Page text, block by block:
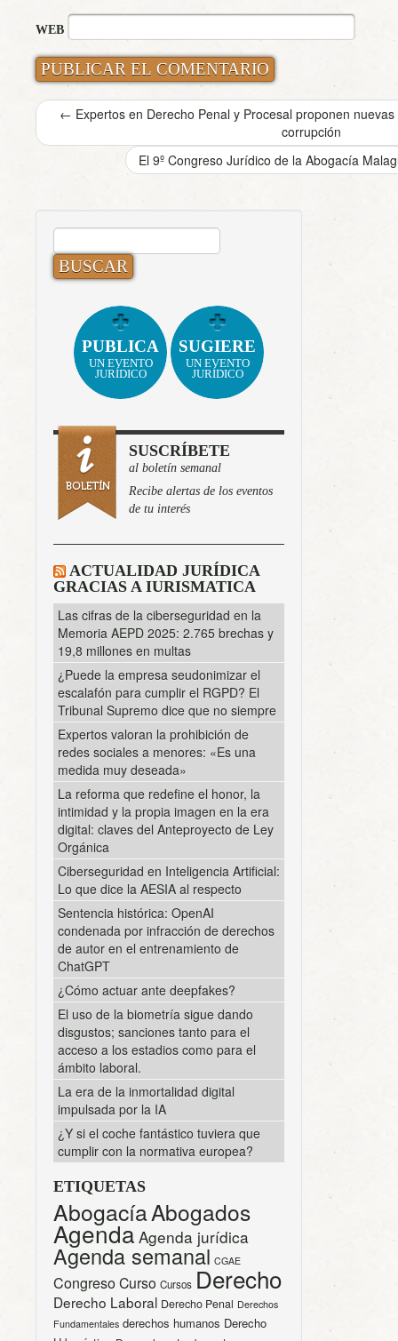
WEB
← Expertos en Derecho Penal y Procesal proponen
corrupción
El 9º Congreso Jurídico de la Abogacía
BUSCAR:
PUBLICA
UN EVENTO
JURÍDICO
SUGIERE
UN EVENTO
JURÍDICO
SUSCRÍBETE
al boletín semanal
Recibe alertas de los eventos
de tu interés
ACTUALIDAD JURÍDICA
GRACIAS A IURISMATICA
Las cifras de la ciberseguridad en la
Memoria AEPD 2025: 2.765 brechas y
19,8 millones en multas
¿Puede la empresa seudonimizar el
escalafón para cumplir el RGPD? El
Tribunal Supremo dice que no siempre
Expertos valoran la prohibición de
redes sociales a menores: «Es una
medida muy deseada»
La reforma que redefine el honor, la
intimidad y la propia imagen en la era
digital: claves del Anteproyecto de Ley
Orgánica
Ciberseguridad en Inteligencia Artificial:
Lo que dice la AESIA al respecto
Sentencia histórica: OpenAI
condenada por infracción de derechos
de autor en el entrenamiento de
ChatGPT
¿Cómo actuar ante deepfakes?
El uso de la biometría sigue dando
disgustos; sanciones tanto para el
acceso a los estadios como para el
ámbito laboral.
La era de la inmortalidad digital
impulsada por la IA
¿Y si el coche fantástico tuviera que
cumplir con la normativa europea?
ETIQUETAS
AbogacíaAbogados
Agenda Agenda jurídica
Agenda semanal CGAE
CongresoCurso Cursos Derecho
Derecho Laboral Derecho Penal Derechos
Fundamentales derechos humanos Derecho